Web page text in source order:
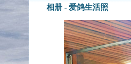
相册 - 爱鸽生活照